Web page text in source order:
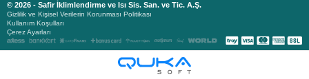
© 2026 - Safir İklimlendirme ve Isı Sis. San. ve Tic. A.Ş.
Gizlilik ve Kişisel Verilerin Korunması Politikası
Kullanım Koşulları
Çerez Ayarları